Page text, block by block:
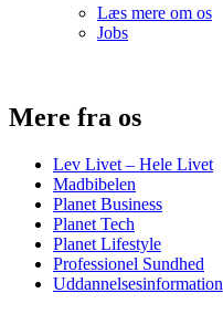
Læs mere om os
Jobs
Mere fra os
Lev Livet – Hele Livet
Madbibelen
Planet Business
Planet Tech
Planet Lifestyle
Professionel Sundhed
Uddannelsesinformation